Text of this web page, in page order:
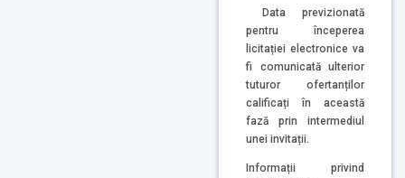
Data previzionată
pentru începerea
licitației electronice va
fi comunicată ulterior
tuturor ofertanților
calificați în această
fază prin intermediul
unei invitații.
Informații privind